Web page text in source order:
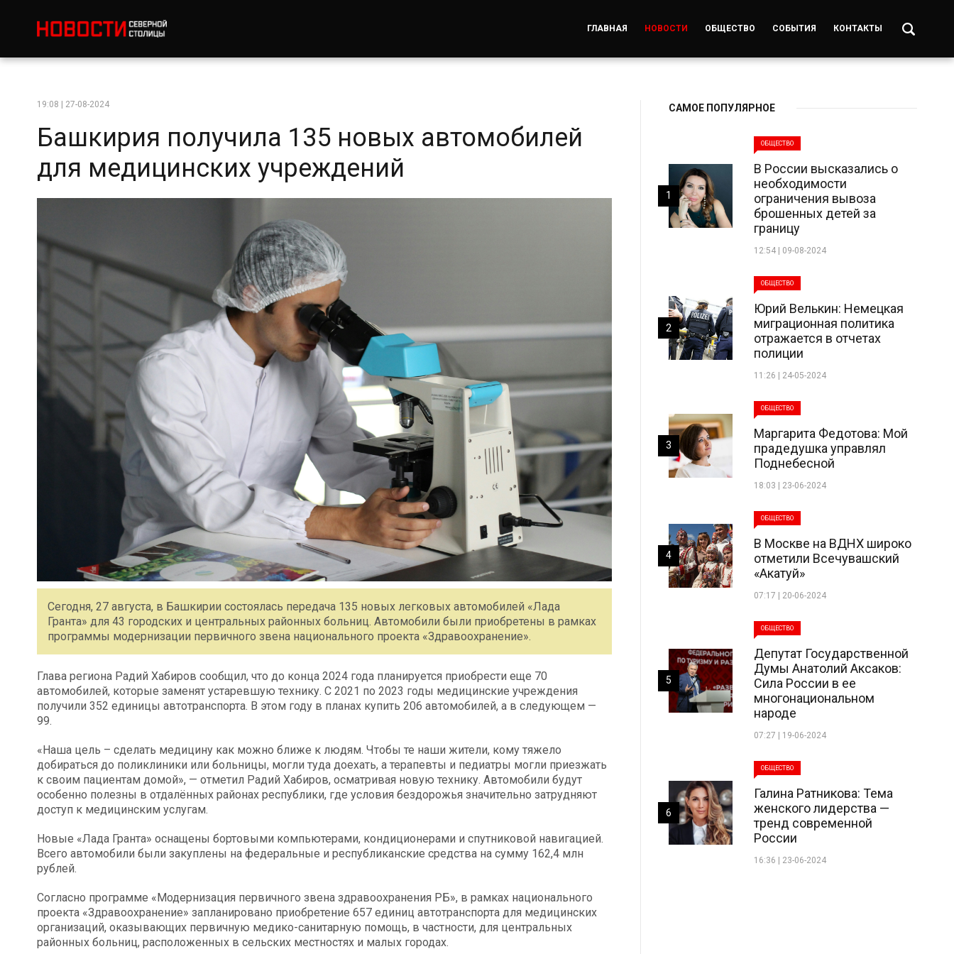
ГЛАВНАЯ НОВОСТИ ОБЩЕСТВО СОБЫТИЯ КОНТАКТЫ
19:08 | 27-08-2024
Башкирия получила 135 новых автомобилей
для медицинских учреждений
Сегодня, 27 августа, в Башкирии состоялась передача 135 новых легковых автомобилей «Лада
Гранта» для 43 городских и центральных районных больниц. Автомобили были приобретены в рамках
программы модернизации первичного звена национального проекта «Здравоохранение».
Глава региона Радий Хабиров сообщил, что до конца 2024 года планируется приобрести еще 70
автомобилей, которые заменят устаревшую технику. С 2021 по 2023 годы медицинские учреждения
получили 352 единицы автотранспорта. В этом году в планах купить 206 автомобилей, а в следующем —
99.
«Наша цель – сделать медицину как можно ближе к людям. Чтобы те наши жители, кому тяжело
добираться до поликлиники или больницы, могли туда доехать, а терапевты и педиатры могли приезжать
к своим пациентам домой», — отметил Радий Хабиров, осматривая новую технику. Автомобили будут
особенно полезны в отдалённых районах республики, где условия бездорожья значительно затрудняют
доступ к медицинским услугам.
Новые «Лада Гранта» оснащены бортовыми компьютерами, кондиционерами и спутниковой навигацией.
Всего автомобили были закуплены на федеральные и республиканские средства на сумму 162,4 млн
рублей.
Согласно программе «Модернизация первичного звена здравоохранения РБ», в рамках национального
проекта «Здравоохранение» запланировано приобретение 657 единиц автотранспорта для медицинских
организаций, оказывающих первичную медико-санитарную помощь, в частности, для центральных
районных больниц, расположенных в сельских местностях и малых городах.
САМОЕ ПОПУЛЯРНОЕ
ОБЩЕСТВО
В России высказались о
необходимости
ограничения вывоза
брошенных детей за
границу
12:54 | 09-08-2024
1
ОБЩЕСТВО
Юрий Велькин: Немецкая
миграционная политика
отражается в отчетах
полиции
11:26 | 24-05-2024
2
ОБЩЕСТВО
Маргарита Федотова: Мой
прадедушка управлял
Поднебесной
18:03 | 23-06-2024
3
ОБЩЕСТВО
В Москве на ВДНХ широко
отметили Всечувашский
«Акатуй»
07:17 | 20-06-2024
4
ОБЩЕСТВО
Депутат Государственной
Думы Анатолий Аксаков:
Сила России в ее
многонациональном
народе
07:27 | 19-06-2024
5
ОБЩЕСТВО
Галина Ратникова: Тема
женского лидерства —
тренд современной
России
16:36 | 23-06-2024
6